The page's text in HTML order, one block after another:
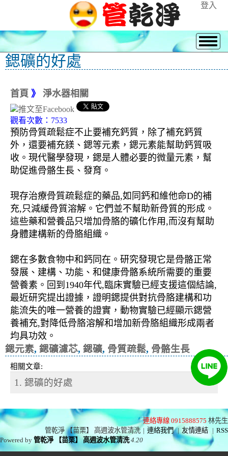
登入
鍶礦的好處
首頁 》 淨水器相關
觀看次數：7533
預防骨質疏鬆症不止要補充鈣質，除了補充鈣質
外，還要補充鎂、鍶等元素，鍶元素能幫助鈣質吸
收。現代醫學發現，鍶是人體必要的微量元素，幫
助促進骨骼生長、發育。
現存治療骨質疏鬆症的藥品,如同鈣和維他命D的補
充,只減緩骨質溶解。它們並不幫助新骨質的形成。
這些藥和營養品只增加骨胳的礦化作用,而沒有幫助
身體建構新的骨胳組織。
鍶在多數食物中和鈣同在。研究發現它是骨骼正常
發展、建構、功能、和健康骨骼系統所需要的重要
營養素。回到1940年代,臨床實驗已經支援這個結論,
最近研究提出證據，證明鍶提供對抗骨胳建構和功
能流失的唯一營養的證實，動物實驗已經顯示鍶營
養補充,對降低骨胳溶解和增加新骨胳組織形成兩者
均具功效。
鍶元素, 鍶礦濾芯, 鍶礦, 骨質疏鬆, 骨骼生長
相關文章:
1. 鍶礦的好處
連絡專線 0915888575 林先生
管乾淨 【苗栗】 高週波水管清洗 | 連絡我們 | 友情連結 | RSS
Powered by管乾淨 【苗栗】 高週波水管清洗 4.20